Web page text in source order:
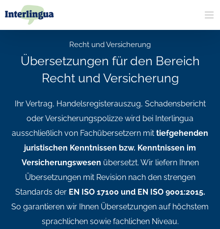
Recht und Versicherung
Übersetzungen für den Bereich
Recht und Versicherung
Ihr Vertrag, Handelsregisterauszug, Schadensbericht
oder Versicherungspolizze wird bei Interlingua
ausschließlich von Fachübersetzern mit tiefgehenden
juristischen Kenntnissen bzw. Kenntnissen im
Versicherungswesen übersetzt. Wir liefern Ihnen
Übersetzungen mit Revision nach den strengen
Standards der EN ISO 17100 und EN ISO 9001:2015.
So garantieren wir Ihnen Übersetzungen auf höchstem
sprachlichen sowie fachlichen Niveau.